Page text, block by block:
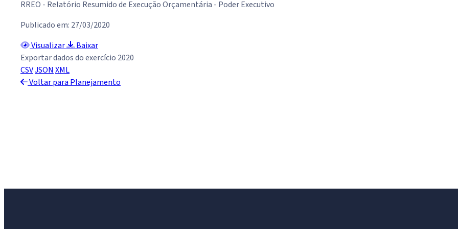
RREO - Relatório Resumido de Execução Orçamentária - Poder Executivo
Publicado em: 27/03/2020
Visualizar
Baixar
Exportar dados do exercício 2020
CSVJSON XML
Voltar para Planejamento